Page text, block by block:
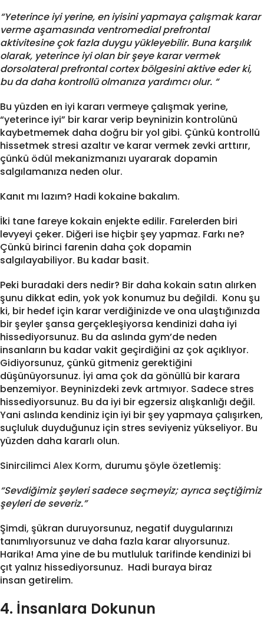
“Yeterince iyi yerine, en iyisini yapmaya çalışmak karar
verme aşamasında ventromedial prefrontal
aktivitesine çok fazla duygu yükleyebilir. Buna karşılık
olarak, yeterince iyi olan bir şeye karar vermek
dorsolateral prefrontal cortex bölgesini aktive eder ki,
bu da daha kontrollü olmanıza yardımcı olur. “
Bu yüzden en iyi kararı vermeye çalışmak yerine,
“yeterince iyi” bir karar verip beyninizin kontrolünü
kaybetmemek daha doğru bir yol gibi. Çünkü kontrollü
hissetmek stresi azaltır ve karar vermek zevki arttırır,
çünkü ödül mekanizmanızı uyararak dopamin
salgılamanıza neden olur.
Kanıt mı lazım? Hadi kokaine bakalım.
İki tane fareye kokain enjekte edilir. Farelerden biri
levyeyi çeker. Diğeri ise hiçbir şey yapmaz. Farkı ne?
Çünkü birinci farenin daha çok dopamin
salgılayabiliyor. Bu kadar basit.
Peki buradaki ders nedir? Bir daha kokain satın alırken
şunu dikkat edin, yok yok konumuz bu değildi. Konu şu
ki, bir hedef için karar verdiğinizde ve ona ulaştığınızda
bir şeyler şansa gerçekleşiyorsa kendinizi daha iyi
hissediyorsunuz. Bu da aslında gym’de neden
insanların bu kadar vakit geçirdiğini az çok açıklıyor.
Gidiyorsunuz, çünkü gitmeniz gerektiğini
düşünüyorsunuz. İyi ama çok da gönüllü bir karara
benzemiyor. Beyninizdeki zevk artmıyor. Sadece stres
hissediyorsunuz. Bu da iyi bir egzersiz alışkanlığı değil.
Yani aslında kendiniz için iyi bir şey yapmaya çalışırken,
suçluluk duyduğunuz için stres seviyeniz yükseliyor. Bu
yüzden daha kararlı olun.
Sinircilimci Alex Korm, durumu şöyle özetlemiş:
“Sevdiğimiz şeyleri sadece seçmeyiz; ayrıca seçtiğimiz
şeyleri de severiz.”
Şimdi, şükran duruyorsunuz, negatif duygularınızı
tanımlıyorsunuz ve daha fazla karar alıyorsunuz.
Harika! Ama yine de bu mutluluk tarifinde kendinizi bi
çıt yalnız hissediyorsunuz. Hadi buraya biraz
insan getirelim.
4. İnsanlara Dokunun